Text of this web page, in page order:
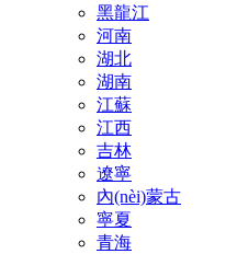
黑龍江
河南
湖北
湖南
江蘇
江西
吉林
遼寧
內(nèi)蒙古
寧夏
青海